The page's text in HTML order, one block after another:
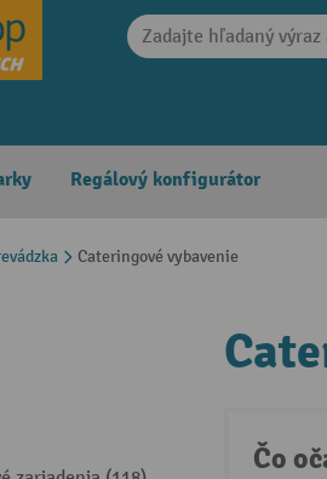
Regálový konfigurátor
Cateringové vybavenie
Čo